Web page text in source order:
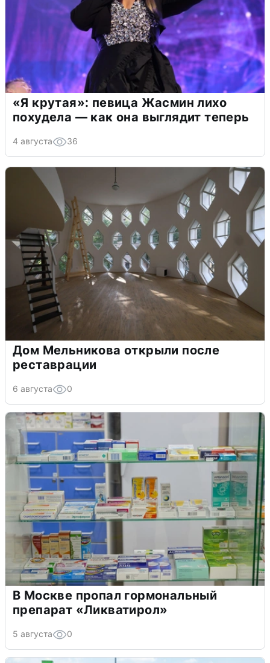
«Я крутая»: певица Жасмин лихо
похудела — как она выглядит теперь
4 августа 36
Дом Мельникова открыли после
реставрации
6 августа 0
В Москве пропал гормональный
препарат «Ликватирол»
5 августа 0